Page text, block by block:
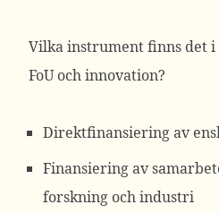
Vilka instrument finns det
FoU och innovation?
Direktfinansiering av
Finansiering av
forskning och industri